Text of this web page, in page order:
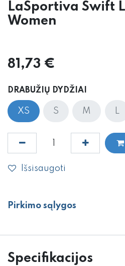
LaSportiva Swift
Women
81,73 €
DRABUŽIŲ DYDŽIAI
XS S M L
Išsisaugoti
Pirkimo sąlygos
Specifikacijos